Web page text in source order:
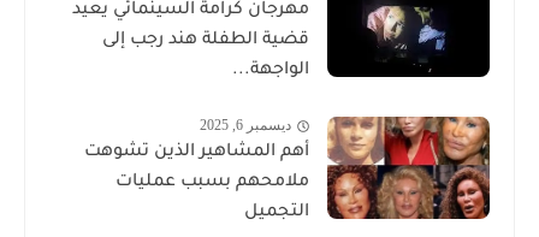
مهرجان كرامة السينمائي يعيد
قضية الطفلة هند رجب إلى
الواجهة...
ديسمبر 6, 2025
أهم المشاهير الذين تشوهت
ملامحهم بسبب عمليات
التجميل